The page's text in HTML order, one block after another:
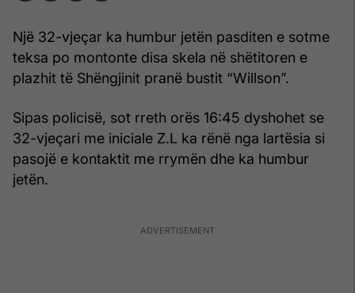
Një 32-vjeçar ka humbur jetën pasditen e sotme
teksa po montonte disa skela në shëtitoren e
plazhit të Shëngjinit pranë bustit “Willson”.
Sipas policisë, sot rreth orës 16:45 dyshohet se
32-vjeçari me iniciale Z.L ka rënë nga lartësia si
pasojë e kontaktit me rrymën dhe ka humbur
jetën.